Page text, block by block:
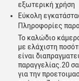
εξωτερική χρήση
Εύκολη
Πληροφορίες
Το καλώδιο
με ελάχιστη
είναι
παραγγελίας.20
για την